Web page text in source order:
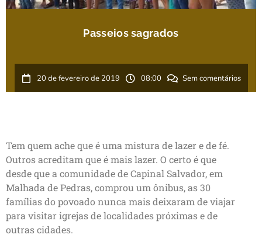
Passeios sagrados
20 de fevereiro de 2019 08:00 Sem comentários
Tem quem ache que é uma mistura de lazer e de fé.
Outros acreditam que é mais lazer. O certo é que
desde que a comunidade de Capinal Salvador, em
Malhada de Pedras, comprou um ônibus, as 30
famílias do povoado nunca mais deixaram de viajar
para visitar igrejas de localidades próximas e de
outras cidades.